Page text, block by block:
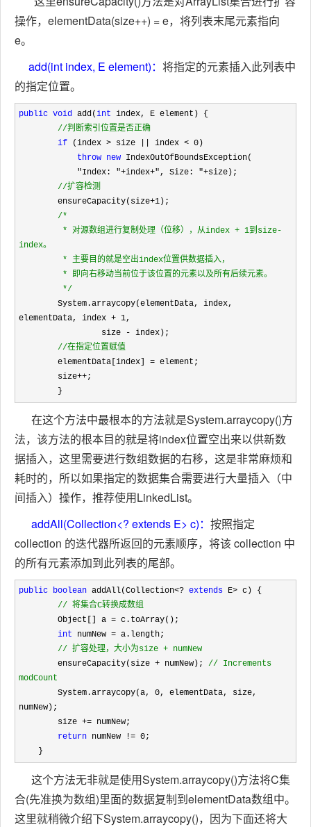
操作，elementData(size++) = e，将列表末尾元素指向
e。
add(int index, E element)： 将指定的元素插入此列表中
的指定位置。
public void add(int index, E element) {
//判断索引位置是否正确
if (index > size || index < 0 )
throw new IndexOutOfBoundsException(
"Index: "+index+", Size: "+size);
//扩容检测
        ensureCapacity(size+1
);
/*
index。
*/
elementData, index + 1,
                 size
- index);
//在指定位置赋值
        elementData[index] =
element;
        size
++;
        }
在这个方法中最根本的方法就是System.arraycopy()方
法，该方法的根本目的就是将index位置空出来以供新数
据插入，这里需要进行数组数据的右移，这是非常麻烦和
耗时的，所以如果指定的数据集合需要进行大量插入（中
间插入）操作，推荐使用LinkedList。
addAll(Collection<? extends E> c)： 按照指定
collection 的迭代器所返回的元素顺序，将该 collection 中
的所有元素添加到此列表的尾部。
public boolean addAll(Collection<? extends E> c) {
// 将集合C转换成数组
        Object[] a =
c.toArray();
int numNew = a.length;
// 扩容处理，大小为size + numNew
        ensureCapacity(size + numNew);
// Increments
modCount
        System.arraycopy(a, 0
, elementData, size,
numNew);
        size
+= numNew;
return numNew != 0;
    }
这个方法无非就是使用System.arraycopy()方法将C集
合(先准换为数组)里面的数据复制到elementData数组中。
这里就稍微介绍下System.arraycopy()，因为下面还将大